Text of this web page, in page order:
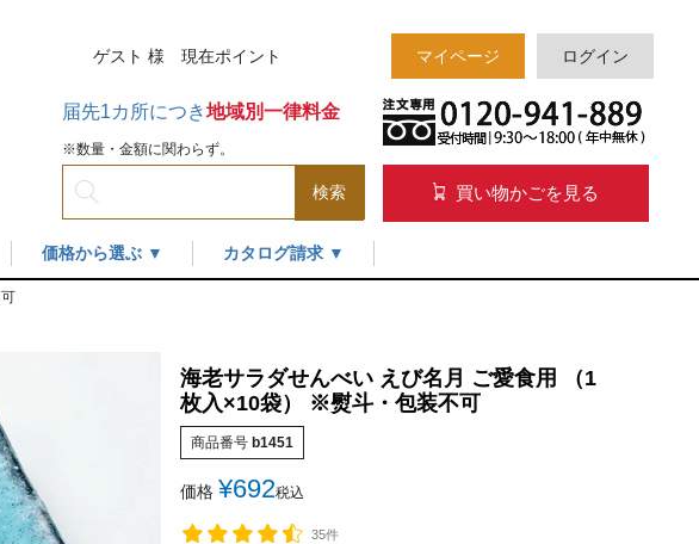
ゲスト 様 現在ポイント マイページ ログイン
検索
届先1カ所につき地域別一律料金
※数量・金額に関わらず。
買い物かごを見る
価格から選ぶ ▼ カタログ請求 ▼
海老サラダせんべい えび名月 ご愛食用 （1
枚入×10袋） ※熨斗・包装不可
商品番号 b1451
価格 ¥692税込
35件